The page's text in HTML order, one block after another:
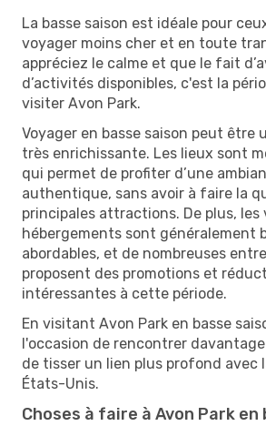
La basse saison est idéale pour
voyager moins cher et en toute
appréciez le calme et que le fait
d’activités disponibles, c'est la
visiter Avon Park.
Voyager en basse saison peut être
très enrichissante. Les lieux sont
qui permet de profiter d’une
authentique, sans avoir à faire la
principales attractions. De plus, les
hébergements sont généralement
abordables, et de nombreuses
proposent des promotions et
intéressantes à cette période.
En visitant Avon Park en basse
l'occasion de rencontrer
de tisser un lien plus profond avec
États-Unis.
Choses à faire à Avon Park en